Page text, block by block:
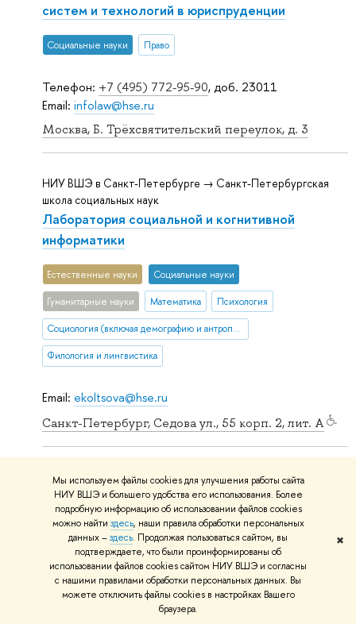
Мы используем файлы cookies для улучшения работы сайта
НИУ ВШЭ и большего удобства его использования. Более
подробную информацию об использовании файлов cookies
можно найти здесь, наши правила обработки персональных
данных –здесь. Продолжая пользоваться сайтом, вы
подтверждаете, что были проинформированы об
использовании файлов cookies сайтом НИУ ВШЭ и согласны
с нашими правилами обработки персональных данных. Вы
можете отключить файлы cookies в настройках Вашего
браузера.
✖
Телефон: +7 (495) 772-95-90, доб. 23011
Email: infolaw@hse.ru
Москва, Б. Трёхсвятительский переулок, д. 3
систем и технологий в юриспруденции
Социальные науки Право
Email: ekoltsova@hse.ru
Санкт-Петербург, Седова ул., 55 корп. 2, лит. А
НИУ ВШЭ в Санкт-Петербурге → Санкт-Петербургская
школа социальных наук
Лаборатория социальной и когнитивной
информатики
Естественные науки Социальные науки
Гуманитарные науки Математика Психология
Социология (включая демографию и антропологию)
Филология и лингвистика
Институт государственного и муниципального управления
Международная лаборатория цифровой
трансформации в государственном управлении
Социальные науки Экономика и менеджмент
Социология (включая демографию и антропологию)